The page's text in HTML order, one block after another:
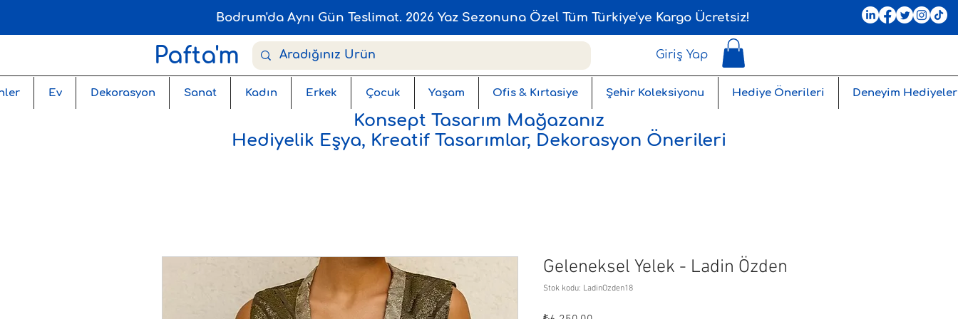
Bodrum'da Aynı Gün Teslimat. 2026 Yaz Sezonuna Özel Tüm Türkiye'ye Kargo Ücretsiz!
Pafta'm Giriş Yap
Ev Dekorasyon Sanat Kadın Erkek Çocuk Yaşam Ofis & Kırtasiye Şehir Koleksiyonu Hediye Önerileri Deneyim
Konsept Tasarım Mağazanız
Hediyelik Eşya, Kreatif Tasarımlar, Dekorasyon Önerileri
Geleneksel Yelek - Ladin Özden
Stok kodu: LadinOzden18